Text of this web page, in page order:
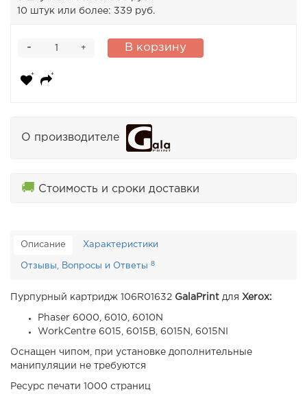
10 штук или более: 339 руб.
+
- В корзину
О производителе
🚚 Стоимость и сроки доставки
Описание Характеристики
Отзывы, Вопросы и Ответы 8
Пурпурный картридж 106R01632 GalaPrint для Xerox:
Phaser 6000, 6010, 6010N
WorkCentre 6015, 6015B, 6015N, 6015NI
​​Оснащен чипом, при установке дополнительные
манипуляции не требуются
Ресурс печати 1000 страниц